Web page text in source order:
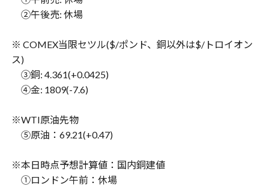
②午後売: 休場
※ COMEX当限セツル($/ポンド、銅以外は$/トロイオン
ス)
③銅: 4.361(+0.0425)
④金: 1809(-7.6)
※WTI原油先物
⑤原油： 69.21(+0.47)
※本日時点予想計算値：国内銅建値
①ロンドン午前：休場